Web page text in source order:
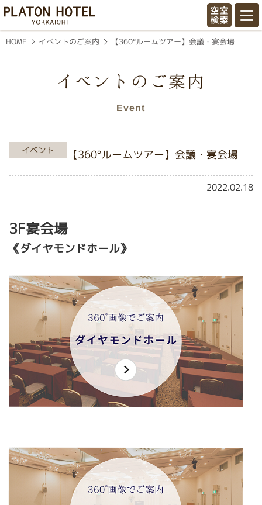
喜びのときを創造／プラトンホテル四
HOME イベントのご案内 【360°ルームツアー】会議・宴会場
イベントのご案内
Event
イベント 【360°ルームツアー】会議・宴会場
2022.02.18
3F宴会場
《ダイヤモンドホール》